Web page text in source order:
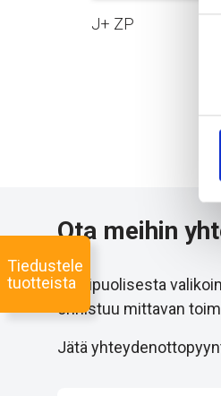
J+ ZP
Ota meihin
Monipuolisesta
onnistuu mittavan
Jätä
Tiedustele
tuotteista